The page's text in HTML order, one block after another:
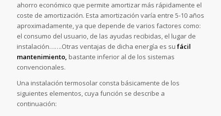
ahorro económico que permite amortizar más rápidamente el
coste de amortización. Esta amortización varía entre 5-10 años
aproximadamente, ya que depende de varios factores como:
el consumo del usuario, de las ayudas recibidas, el lugar de
instalación…….Otras ventajas de dicha energía es su fácil
mantenimiento, bastante inferior al de los sistemas
convencionales.
Una instalación termosolar consta básicamente de los
siguientes elementos, cuya función se describe a
continuación: